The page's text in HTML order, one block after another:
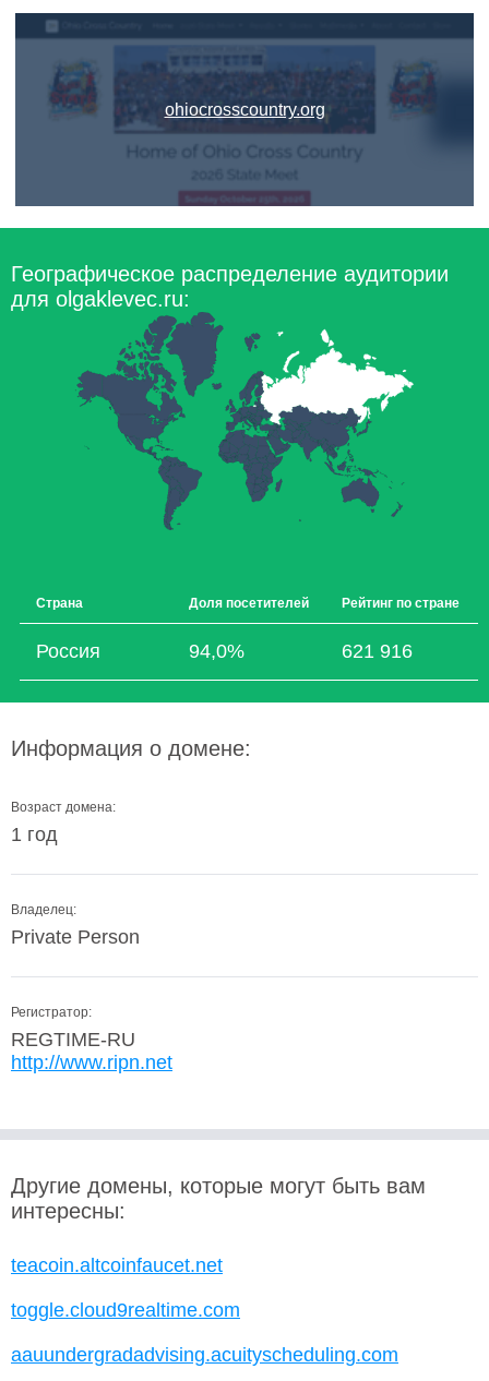
ohiocrosscountry.org
Географическое распределение аудитории
для olgaklevec.ru:
Страна Доля посетителей Рейтинг по стране
Россия 94,0% 621 916
Информация о домене:
Возраст домена:
1 год
Владелец:
Private Person
Регистратор:
REGTIME-RU
http://www.ripn.net
Другие домены, которые могут быть вам
интересны:
teacoin.altcoinfaucet.net
toggle.cloud9realtime.com
aauundergradadvising.acuityscheduling.com